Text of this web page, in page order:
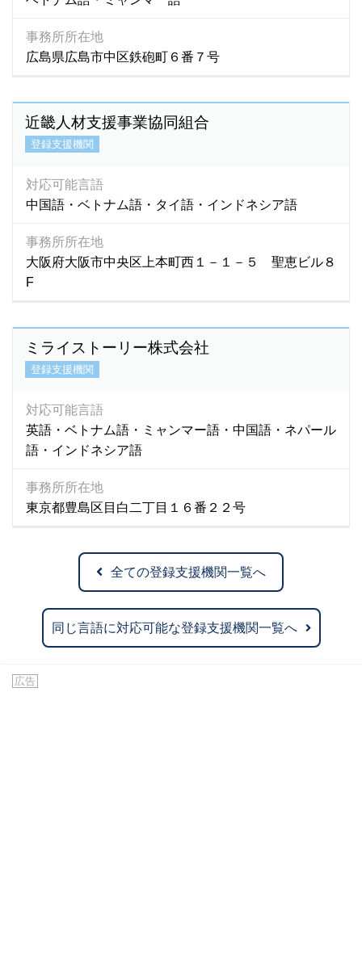
事務所所在地
広島県広島市中区鉄砲町６番７号
近畿人材支援事業協同組合
登録支援機関
対応可能言語
中国語・ベトナム語・タイ語・インドネシア語
事務所所在地
大阪府大阪市中央区上本町西１－１－５ 聖恵ビル８
F
ミライストーリー株式会社
登録支援機関
対応可能言語
英語・ベトナム語・ミャンマー語・中国語・ネパール
語・インドネシア語
事務所所在地
東京都豊島区目白二丁目１６番２２号
全ての登録支援機関一覧へ
同じ言語に対応可能な登録支援機関一覧へ
広告